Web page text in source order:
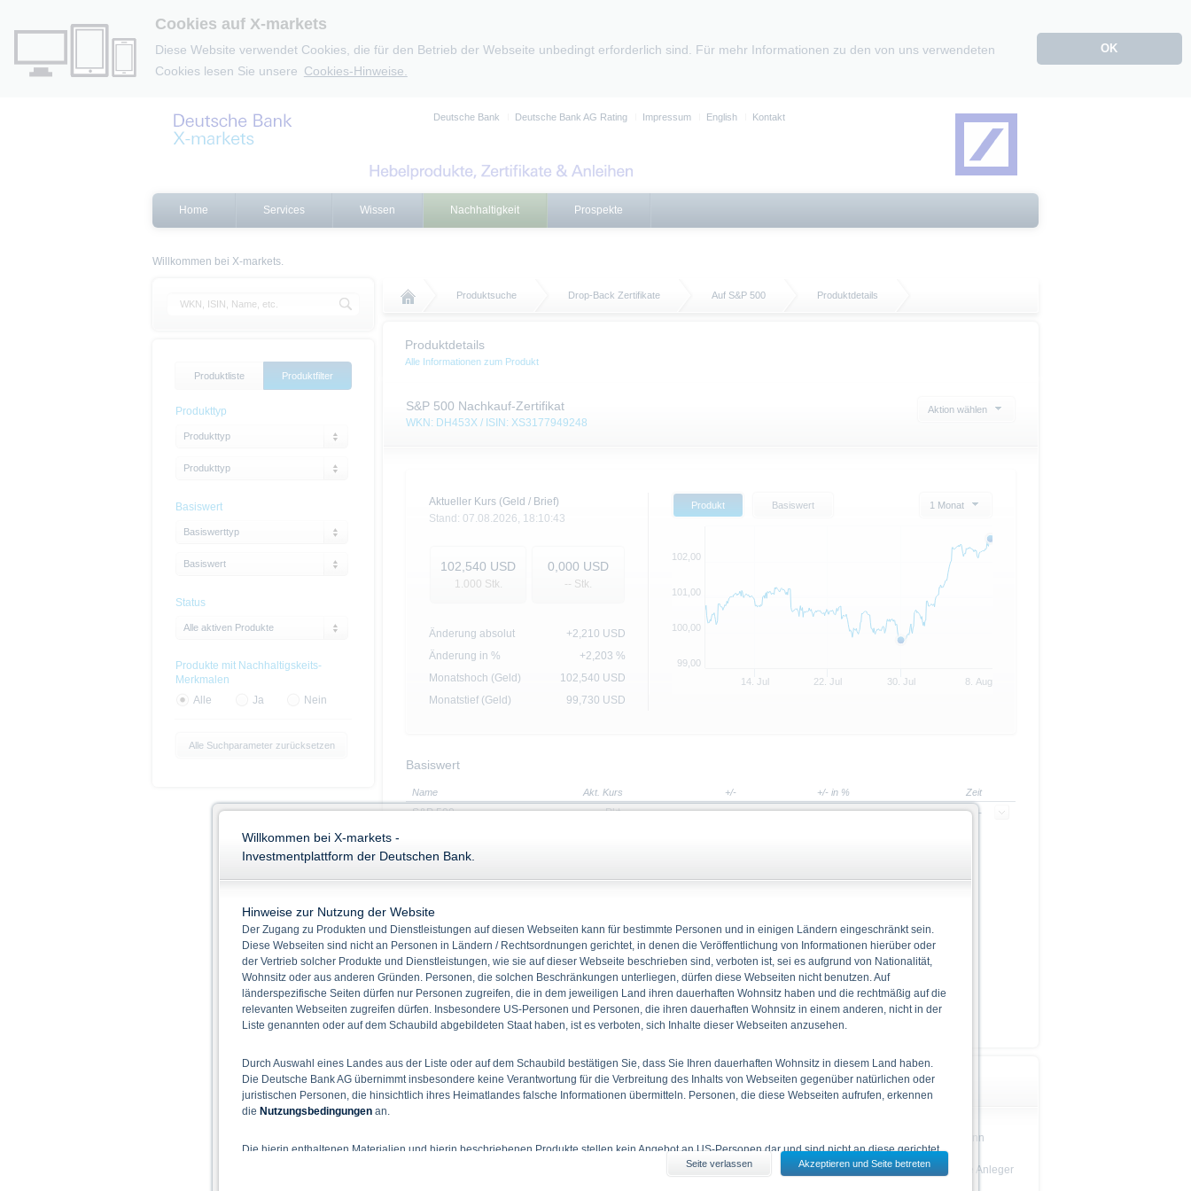
Cookies auf X-markets
Diese Website verwendet Cookies, die für den Betrieb der Webseite unbedingt erforderlich sind. Für mehr Informationen zu den von uns verwendeten
Cookies lesen Sie unsere Cookies-Hinweise.
OK
Deutsche Bank Deutsche Bank AG Rating Impressum English Kontakt
Home Services Wissen Nachhaltigkeit Prospekte
Willkommen bei X-markets.
Produktsuche Drop-Back Zertifikate Auf S&P 500 Produktdetails
Produktdetails
Alle Informationen zum Produkt
S&P 500 Nachkauf-Zertifikat
WKN: DH453X / ISIN: XS3177949248
Aktion wählen
Aktueller Kurs (Geld / Brief)
Stand: 07.08.2026, 18:10:43
102,540 USD
1.000 Stk.
0,000 USD
-- Stk.
Änderung absolut +2,210 USD
Änderung in %
+2,203 %
Monatshoch (Geld)
102,540 USD
Monatstief (Geld)
99,730 USD
Produkt Basiswert 1 Monat
8. Aug
14. Jul 22. Jul 30. Jul
99,00
100,00
101,00
102,00
Basiswert
Name Akt. Kurs +/- +/- in % Zeit
S&P 500 -Pkt. - - -
Stammdaten
ISIN
Produkttyp
Drop-Back Zertifikate
Basiswert
S&P 500
Emissionstag
28.01.2026
Laufzeit
12.02.2030
Basisreferenzstand
6.941,810 Pkt.
Downloads Wichtige Hinweise
Das Produkt ist nicht einfach und kann
schwer zu verstehen sein.
Es wird empfohlen, dass potenzielle Anleger
Produktliste Produktfilter
Produkttyp
Produkttyp
Produkttyp
Basiswert
Basiswerttyp
Basiswert
Status
Alle aktiven Produkte
Produkte mit Nachhaltigskeits-
Merkmalen
Alle
Ja Nein
Alle Suchparameter zurücksetzen
Willkommen bei X-markets -
Investmentplattform der Deutschen Bank.
Hinweise zur Nutzung der Website
Der Zugang zu Produkten und Dienstleistungen auf diesen Webseiten kann für bestimmte Personen und in einigen Ländern eingeschränkt sein.
Diese Webseiten sind nicht an Personen in Ländern / Rechtsordnungen gerichtet, in denen die Veröffentlichung von Informationen hierüber oder
der Vertrieb solcher Produkte und Dienstleistungen, wie sie auf dieser Webseite beschrieben sind, verboten ist, sei es aufgrund von Nationalität,
Wohnsitz oder aus anderen Gründen. Personen, die solchen Beschränkungen unterliegen, dürfen diese Webseiten nicht benutzen. Auf
länderspezifische Seiten dürfen nur Personen zugreifen, die in dem jeweiligen Land ihren dauerhaften Wohnsitz haben und die rechtmäßig auf die
relevanten Webseiten zugreifen dürfen. Insbesondere US-Personen und Personen, die ihren dauerhaften Wohnsitz in einem anderen, nicht in der
Liste genannten oder auf dem Schaubild abgebildeten Staat haben, ist es verboten, sich Inhalte dieser Webseiten anzusehen.
Durch Auswahl eines Landes aus der Liste oder auf dem Schaubild bestätigen Sie, dass Sie Ihren dauerhaften Wohnsitz in diesem Land haben.
Die Deutsche Bank AG übernimmt insbesondere keine Verantwortung für die Verbreitung des Inhalts von Webseiten gegenüber natürlichen oder
juristischen Personen, die hinsichtlich ihres Heimatlandes falsche Informationen übermitteln. Personen, die diese Webseiten aufrufen, erkennen
die Nutzungsbedingungen an.
Die hierin enthaltenen Materialien und hierin beschriebenen Produkte stellen kein Angebot an US-Personen dar und sind nicht an diese gerichtet.
Der Zugang zu auf diesen Webseiten erhältlichen Informationen durch US-Personen und durch Personen, die in dem jeweils ausgewählten Land
Seite verlassen Akzeptieren und Seite betreten